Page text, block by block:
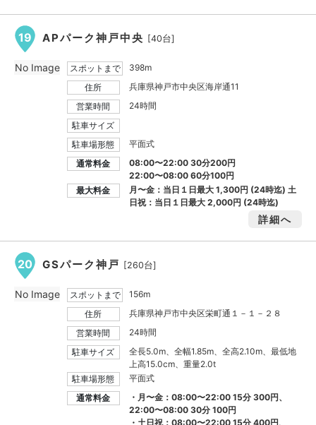
19 APパーク神戸中央 [40台]
スポットまで
398m
住所
兵庫県神戸市中央区海岸通11
営業時間
24時間
駐車サイズ
駐車場形態
平面式
通常料金
08:00〜22:00 30分200円
22:00〜08:00 60分100円
最大料金
月〜金：当日１日最大1,300円 (24時迄) 土
日祝：当日１日最大2,000円 (24時迄)
詳細へ
No Image
20 GSパーク神戸 [260台]
スポットまで
156m
住所
兵庫県神戸市中央区栄町通１－１－２８
営業時間
24時間
駐車サイズ
全長5.0m、全幅1.85m、全高2.10m、最低地
上高15.0cm、重量2.0t
駐車場形態
平面式
通常料金
・月〜金：08:00〜22:00 15分 300円、
22:00〜08:00 30分 100円
・土日祝：08:00〜22:00 15分 400円、
No Image